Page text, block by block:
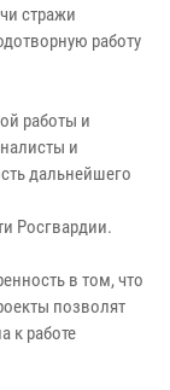
стражи
работу
работы и
и
дальнейшего
Росгвардии.
в том, что
позволят
к работе